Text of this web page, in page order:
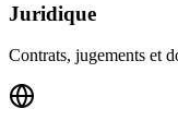
Juridique
Contrats, jugements et